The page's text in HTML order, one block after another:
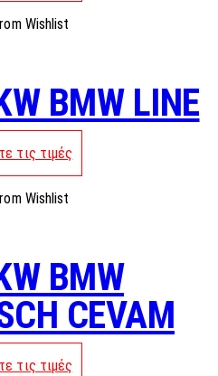
Wishlist
BMW LINE
τις τιμές
Wishlist
BMW
CEVAM
τις τιμές